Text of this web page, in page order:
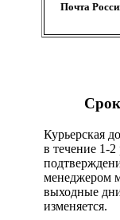
Почта
Курьерская
в течение 1-
менеджером
выходные
изменяется.